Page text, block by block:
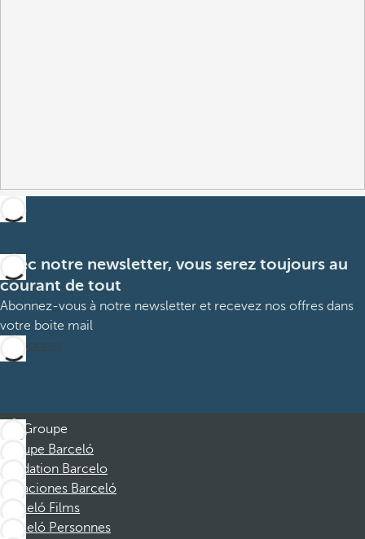
Avec notre newsletter, vous serez toujours au
courant de tout
Abonnez-vous à notre newsletter et recevez nos offres dans
votre boite mail
M’abonner
Groupe
Groupe Barceló
Fondation Barcelo
Vacaciones Barceló
Barceló Films
Barceló Personnes